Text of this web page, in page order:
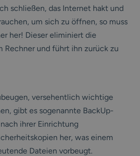
schließen, das Internet hakt und
um sich zu öffnen, so muss
her! Dieser eliminiert die
Rechner und führt ihn zurück zu
versehentlich wichtige
gibt es sogenannte BackUp-
ihrer Einrichtung
her, was einem
Dateien vorbeugt.